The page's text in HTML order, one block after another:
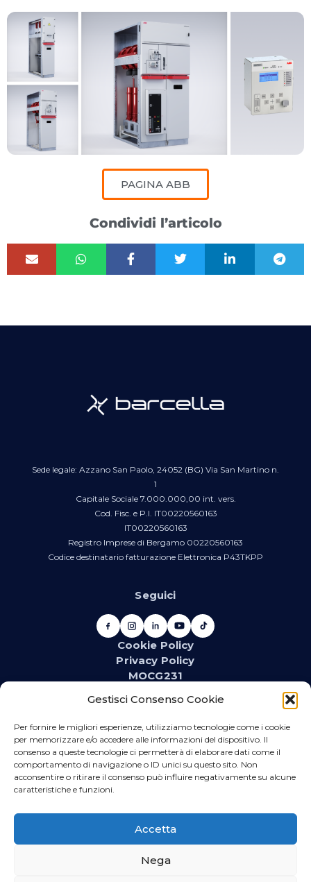
Gestisci Consenso Cookie
Per fornire le migliori esperienze, utilizziamo tecnologie come i cookie
per memorizzare e/o accedere alle informazioni del dispositivo. Il
consenso a queste tecnologie ci permetterà di elaborare dati come il
comportamento di navigazione o ID unici su questo sito. Non
acconsentire o ritirare il consenso può influire negativamente su alcune
caratteristiche e funzioni.
Accetta
Nega
PAGINA ABB
Condividi l’articolo
Sede legale: Azzano San Paolo, 24052 (BG) Via San Martino n.
1
Capitale Sociale 7.000.000,00 int. vers.
Cod. Fisc. e P.I. IT00220560163
IT00220560163
Registro Imprese di Bergamo 00220560163
Codice destinatario fatturazione Elettronica P43TKPP
Seguici
Cookie Policy
Privacy Policy
MOCG231
promozioni, eventi e contenuti dedicati.
WhatsApp
ed elettrico.